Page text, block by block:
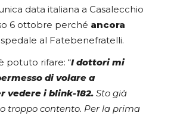
data italiana a Casalecchio
6 ottobre perché ancora
al Fatebenefratelli.
potuto rifare: “I dottori mi
di volare a
vedere i blink-182. Sto già
troppo contento. Per la prima